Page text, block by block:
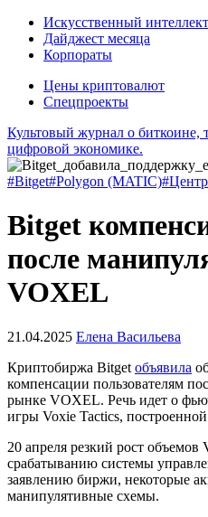
Искусственный интеллект
Дайджест месяца
Корпораты
Цены криптовалют
Спецпроекты
Культовый журнал о биткоине,
цифровой экономике.
#Bitget#Polygon (MATIC)
Bitget
после
VOXEL
21.04.2025 Елена Васильева
Криптобиржа Bitget объявила
компенсации пользователям
рынке VOXEL. Речь идет о
игры Voxie Tactics,
20 апреля резкий рост
срабатыванию системы
заявлению биржи, некоторые
манипулятивные схемы.